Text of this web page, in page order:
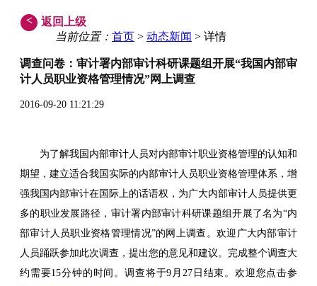
<
返回上级
当前位置： 首页 > 动态新闻 > 详情
调查问卷：审计署内部审计科研课题组开展“我国内部审
计人员职业资格管理情况”网上调查
2016-09-20 11:21:29
为了解我国内部审计人员对内部审计职业资格管理的认知和
期望，建立适合我国实际的内部审计人员职业资格管理体系，增
强我国内部审计在国际上的话语权，为广大内部审计人员提供更
多的职业发展路径，审计署内部审计科研课题组开展了名为“内
部审计人员职业资格管理情况”的网上调查。欢迎广大内部审计
人员踊跃参加此次调查，提出您的意见和建议。完成整个调查大
约需要15分钟的时间。调查将于9月27日结束。欢迎您点击参